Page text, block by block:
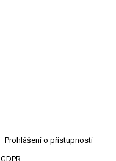
Prohlášení o přístupnosti
GDPR